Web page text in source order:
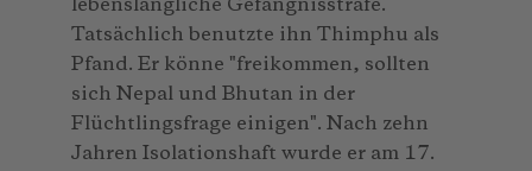
lebenslängliche Gefängnisstrafe.
Tatsächlich benutzte ihn Thimphu als
Pfand. Er könne "freikommen, sollten
sich Nepal und Bhutan in der
Flüchtlingsfrage einigen". Nach zehn
Jahren Isolationshaft wurde er am 17.